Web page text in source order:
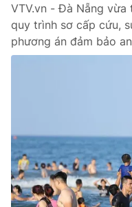
VTV.vn - Đà Nẵng
quy trình sơ cấp cứu,
phương án đảm bảo